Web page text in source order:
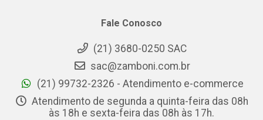
Fale Conosco
(21) 3680-0250 SAC
sac@zamboni.com.br
(21) 99732-2326 - Atendimento e-commerce
Atendimento de segunda a quinta-feira das 08h
às 18h e sexta-feira das 08h às 17h.